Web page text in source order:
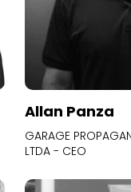
Allan Panza
GARAGE
LTDA - CEO